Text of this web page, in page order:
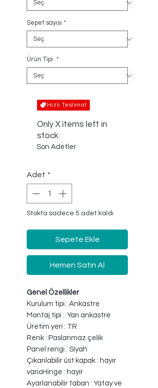
Sepet sayısı *
Ürün Tipi *
Hızlı Teslimat
Only X items left in
stock
Son Adetler
Adet *
Stokta sadece 5 adet kaldı
Sepete Ekle
Hemen Satın Al
Genel Özellikler
Kurulum tipi : Ankastre
Montaj tipi : Yarı ankastre
Üretim yeri : TR
Renk : Paslanmaz çelik
Panel rengi : Siyah
Çıkarılabilir üst kapak : hayır
varioHinge : hayır
Ayarlanabilir taban : Yatay ve